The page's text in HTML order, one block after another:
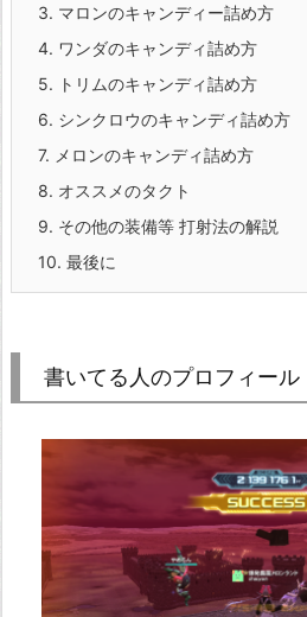
3. マロンのキャンディー詰め方
4. ワンダのキャンディ詰め方
5. トリムのキャンディ詰め方
6. シンクロウのキャンディ詰め方
7. メロンのキャンディ詰め方
8. オススメのタクト
9. その他の装備等 打射法の解説
10. 最後に
書いてる人のプロフィール